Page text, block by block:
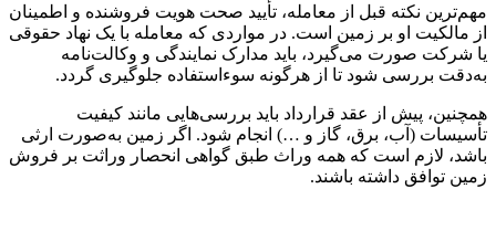
مهم‌ترین نکته قبل از معامله، تأیید صحت هویت فروشنده و اطمینان
از مالکیت او بر زمین است. در مواردی که معامله با یک نهاد حقوقی
یا شرکت صورت می‌گیرد، باید مدارک نمایندگی و وکالت‌نامه
به‌دقت بررسی شود تا از هرگونه سوءاستفاده جلوگیری گردد.
همچنین، پیش از عقد قرارداد باید بررسی‌هایی مانند کیفیت
تأسیسات (آب، برق، گاز و …) انجام شود. اگر زمین به‌صورت ارثی
باشد، لازم است که همه وراث طبق گواهی انحصار وراثت بر فروش
زمین توافق داشته باشند.